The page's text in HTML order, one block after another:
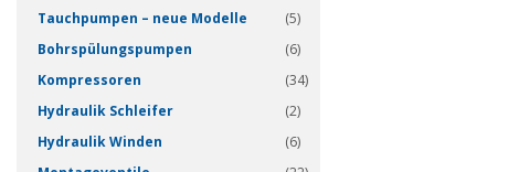
Tauchpumpen – neue Modelle
(5)
Bohrspülungspumpen
(6)
Kompressoren
(34)
Hydraulik Schleifer
(2)
Hydraulik Winden
(6)